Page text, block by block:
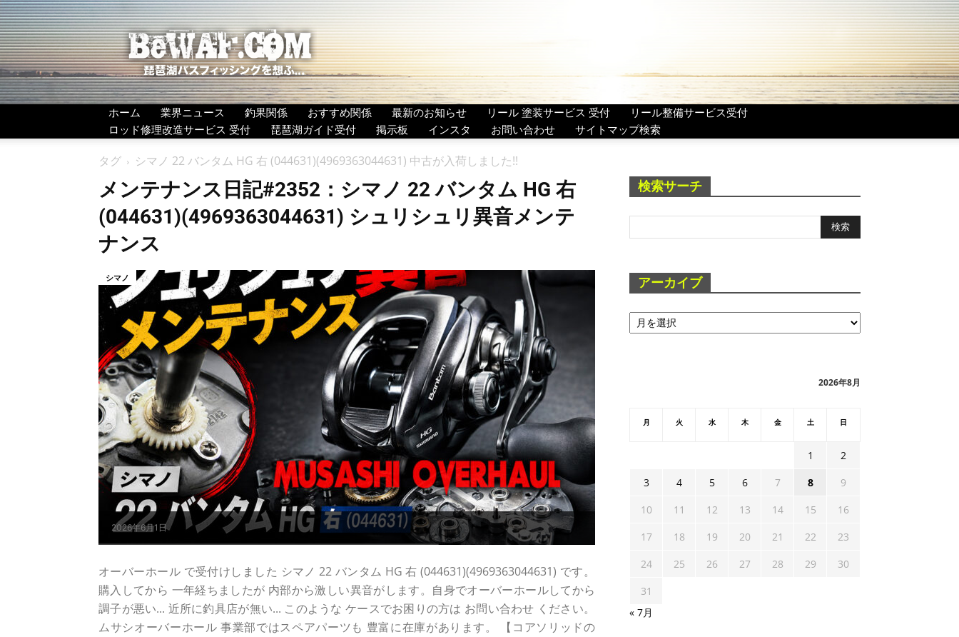
BeWAF
(ビ
ワ
エ
フ）
ホーム 業界ニュース 釣果関係 おすすめ関係 最新のお知らせ リール 塗装サービス 受付
リール整備サービス受付
ロッド修理改造サービス 受付
琵琶湖ガイド受付 掲示板 インスタ お問い合わせ サイトマップ検索
タグ シマノ 22 バンタム HG 右 (044631)(4969363044631) 中古が入荷しました!!
メンテナンス日記#2352：シマノ 22 バンタム HG 右
(044631)(4969363044631) シュリシュリ異音メンテ
ナンス
2026年6月1日
シマノ
オーバーホール で受付けしました シマノ 22 バンタム HG 右 (044631)(4969363044631) です。
購入してから 一年経ちましたが 内部から激しい異音がします。自身でオーバーホールしてから
調子が悪い... 近所に釣具店が無い... このような ケースでお困りの方は お問い合わせ ください。
ムサシオーバーホール 事業部ではスペアパーツも 豊富に在庫があります。 【コアソリッドの
検索サーチ
アーカイブ
ア
ー
2026年8月
月 火 水 木 金 土 日
1
2
3
4 5 6 7 8
9
10
11 12 13 14 15
16
17
18 19 20 21 22
23
24
25 26 27 28 29
30
31
« 7月